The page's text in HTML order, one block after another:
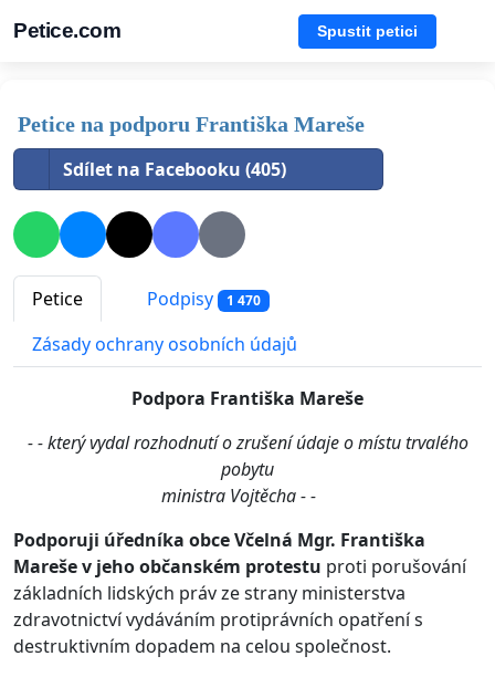
Petice.com Spustit petici
Petice na podporu Františka Mareše
Sdílet na Facebooku (405)
Petice Podpisy 1 470
Zásady ochrany osobních údajů
Podpora Františka Mareše
- - který vydal rozhodnutí o zrušení údaje o místu trvalého
pobytu
ministra Vojtěcha - -
Podporuji úředníka obce Včelná Mgr. Františka
Mareše v jeho občanském protestu proti porušování
základních lidských práv ze strany ministerstva
zdravotnictví vydáváním protiprávních opatření s
destruktivním dopadem na celou společnost.